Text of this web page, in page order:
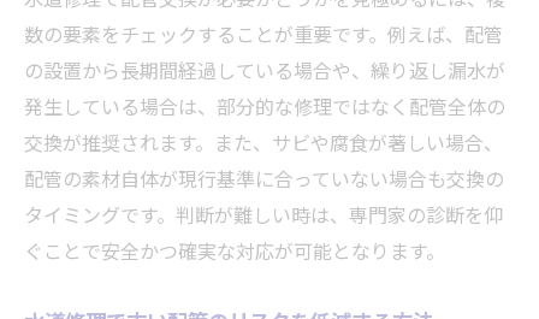
数の要素をチェックすることが重要です。例えば、配管
の設置から長期間経過している場合や、繰り返し漏水が
発生している場合は、部分的な修理ではなく配管全体の
交換が推奨されます。また、サビや腐食が著しい場合、
配管の素材自体が現行基準に合っていない場合も交換の
タイミングです。判断が難しい時は、専門家の診断を仰
ぐことで安全かつ確実な対応が可能となります。